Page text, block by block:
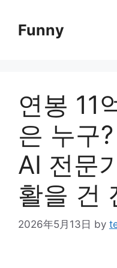
contentFunny
연봉 11
은 누구
AI 전문
활을 건
2026年5月13日 by